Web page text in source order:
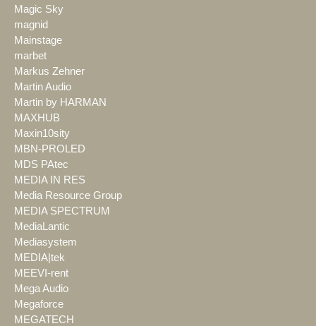
Magic Sky
magnid
Mainstage
marbet
Markus Zehner
Martin Audio
Martin by HARMAN
MAXHUB
Maxin10sity
MBN-PROLED
MDS PAtec
MEDIA IN RES
Media Resource Group
MEDIA SPECTRUM
MediaLantic
Mediasystem
MEDIA|tek
MEEVI-rent
Mega Audio
Megaforce
MEGATECH